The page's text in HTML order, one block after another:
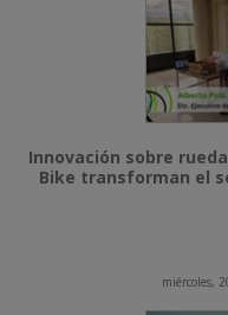
Innovación sobre
Bike transforman el
miércoles,